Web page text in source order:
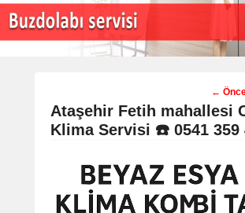
Post
←
Ataşehir Fetih mahallesi
Klima Servisi ☎️ 0541 359